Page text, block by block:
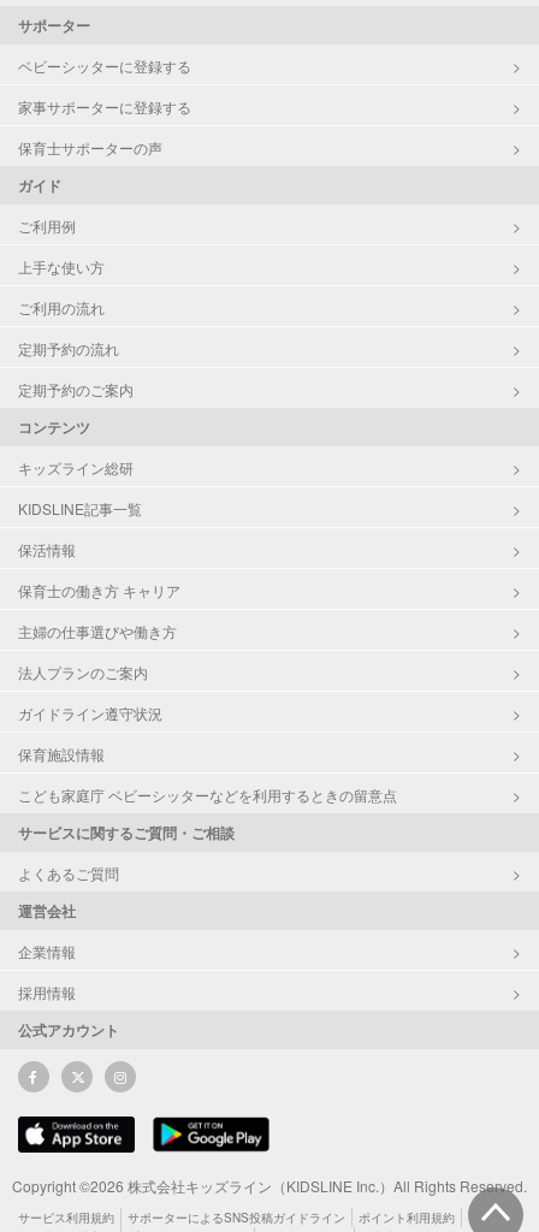
サポーター
ベビーシッターに登録する
家事サポーターに登録する
保育士サポーターの声
ガイド
ご利用例
上手な使い方
ご利用の流れ
定期予約の流れ
定期予約のご案内
コンテンツ
キッズライン総研
KIDSLINE記事一覧
保活情報
保育士の働き方 キャリア
主婦の仕事選びや働き方
法人プランのご案内
ガイドライン遵守状況
保育施設情報
こども家庭庁 ベビーシッターなどを利用するときの留意点
サービスに関するご質問・ご相談
よくあるご質問
運営会社
企業情報
採用情報
公式アカウント
Copyright ©2026 株式会社キッズライン（KIDSLINE Inc.）All Rights Reserved.
サービス利用規約 サポーターによるSNS投稿ガイドライン
ポイント利用規約